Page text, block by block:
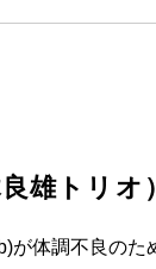
雄トリ
体調不良のた